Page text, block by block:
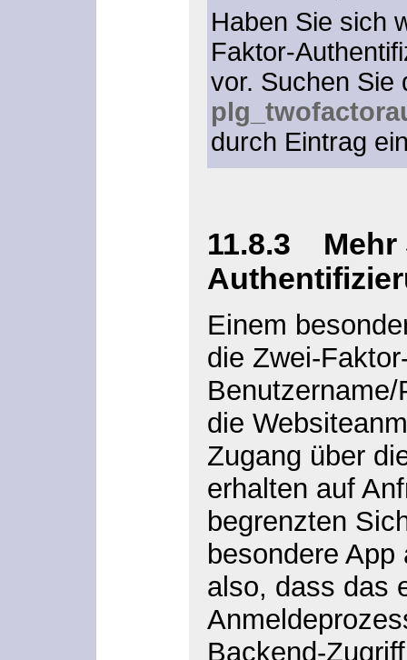
Haben Sie sich
Faktor-
vor. Suchen Sie
durch Eintrag
11.8.3 Mehr
Einem
die Zwei-
die
Zugang über
erhalten auf
begrenzten
besondere
also, dass das
Backend-